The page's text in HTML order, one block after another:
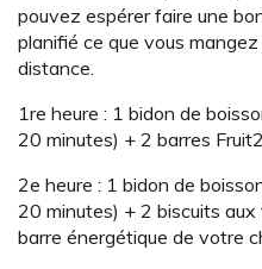
pouvez espérer faire une
planifié ce que vous
distance.
1re heure : 1 bidon de
20 minutes) + 2 barres
2e heure : 1 bidon de
20 minutes) + 2 biscuits aux
barre énergétique de votre